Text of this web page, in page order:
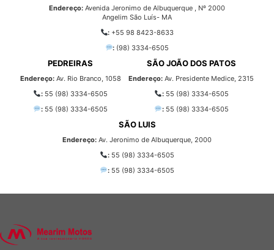
Endereço: Avenida Jeronimo de Albuquerque , Nº 2000
Angelim São Luís- MA
: +55 98 8423-8633
: (98) 3334-6505
PEDREIRAS
Endereço:Av. Rio Branco, 1058
:55 (98) 3334-6505
:55 (98) 3334-6505
SÃO JOÃO DOS PATOS
Endereço: Av. Presidente Medice, 2315
:55 (98) 3334-6505
:55 (98) 3334-6505
SÃO LUIS
Endereço: Av. Jeronimo de Albuquerque, 2000
:55 (98) 3334-6505
:55 (98) 3334-6505